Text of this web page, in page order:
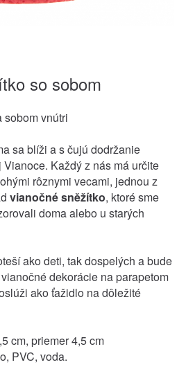
so sobom
sobom vnútri
sa blíži a s čujú dodržanie
Každý z nás má určite
rôznymi vecami, jednou z
vianočné sněžítko, ktoré sme
doma alebo u starých
ako deti, tak dospelých a bude
dekorácie na parapetom
ako ťažidlo na dôležité
cm, priemer 4,5 cm
PVC, voda.